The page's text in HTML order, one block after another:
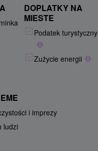
DOPLATKY NA
MIESTE
Podatek turystyczny
Zużycie energii
i imprezy
ludzi